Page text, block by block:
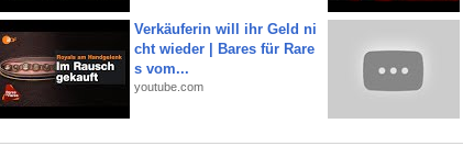
Verkäuferin will ihr Geld ni
cht wieder | Bares für Rare
s vom...
youtube.com